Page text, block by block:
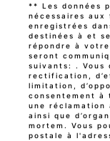
** Les données
nécessaires
enregistrées
destinées à et
répondre à
seront
suivants: . Vous
rectification,
limitation,
consentement à
une réclamation
ainsi que
mortem. Vous
postale à